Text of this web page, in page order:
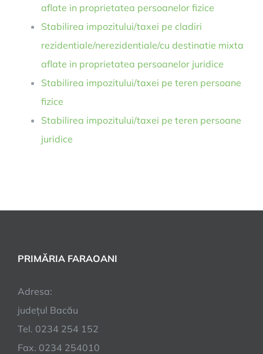
aflate in proprietatea persoanelor fizice
Stabilirea impozitului/taxei pe cladiri
rezidentiale/nerezidentiale/cu destinatie mixta
aflate in proprietatea persoanelor juridice
Stabilirea impozitului/taxei pe teren persoane
fizice
Stabilirea impozitului/taxei pe teren persoane
juridice
PRIMĂRIA FARAOANI
Adresa:
județul Bacău
Tel. 0234 254 152
Fax. 0234 254010